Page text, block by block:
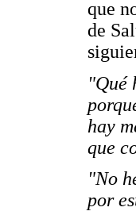
que
de
"Qué
hay
que
"No
por